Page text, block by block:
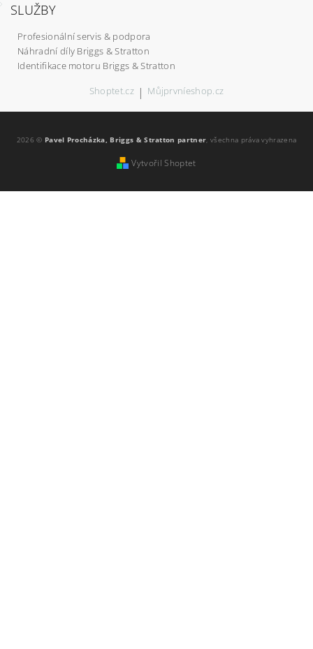
SLUŽBY
Profesionální servis & podpora
Náhradní díly Briggs & Stratton
Identifikace motoru Briggs & Stratton
Shoptet.cz | Můjprvníeshop.cz
2026 © Pavel Procházka, Briggs & Stratton partner, všechna práva vyhrazena
Vytvořil Shoptet